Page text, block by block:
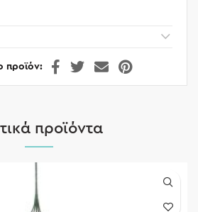
προϊόν
προϊόντα